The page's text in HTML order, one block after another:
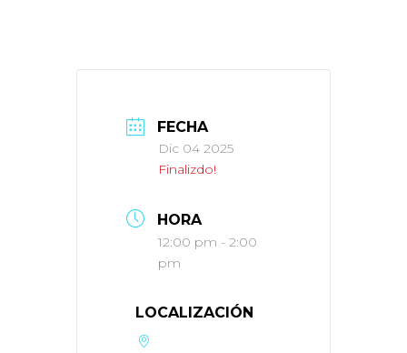
FECHA
Dic 04 2025
Finalizdo!
HORA
12:00 pm - 2:00
pm
LOCALIZACIÓN